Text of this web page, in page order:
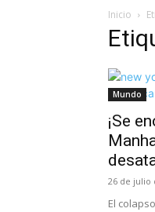
Inicio
Mundo
¡Se
26 de julio
El